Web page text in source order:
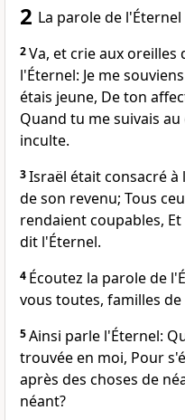
2 La parole de
2Va, et crie aux oreilles
l'Éternel: Je me
étais jeune, De ton
Quand tu me suivais
inculte.
3Israël était consacré
de son revenu; Tous
rendaient coupables,
dit l'Éternel.
4 Écoutez la parole de
vous toutes, familles
5Ainsi parle l'Éternel:
trouvée en moi, Pour
après des choses de
néant?